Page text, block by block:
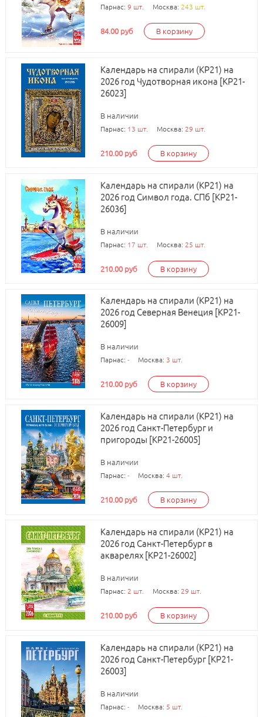
Парнас: 9 шт. Москва: 243 шт.
84.00 руб В корзину
Календарь на спирали (КР21) на
2026 год Чудотворная икона [КР21-
26023]
В наличии
Парнас: 13 шт. Москва: 29 шт.
210.00 руб В корзину
Календарь на спирали (КР21) на
2026 год Символ года. СПб [КР21-
26036]
В наличии
Парнас: 17 шт. Москва: 25 шт.
210.00 руб В корзину
Календарь на спирали (КР21) на
2026 год Северная Венеция [КР21-
26009]
В наличии
Парнас: - Москва: 3 шт.
210.00 руб В корзину
Календарь на спирали (КР21) на
2026 год Санкт-Петербург и
пригороды [КР21-26005]
В наличии
Парнас: - Москва: 4 шт.
210.00 руб В корзину
Календарь на спирали (КР21) на
2026 год Санкт-Петербург в
акварелях [КР21-26002]
В наличии
Парнас: 2 шт. Москва: 29 шт.
210.00 руб В корзину
Календарь на спирали (КР21) на
2026 год Санкт-Петербург [КР21-
26003]
В наличии
Парнас: - Москва: 5 шт.